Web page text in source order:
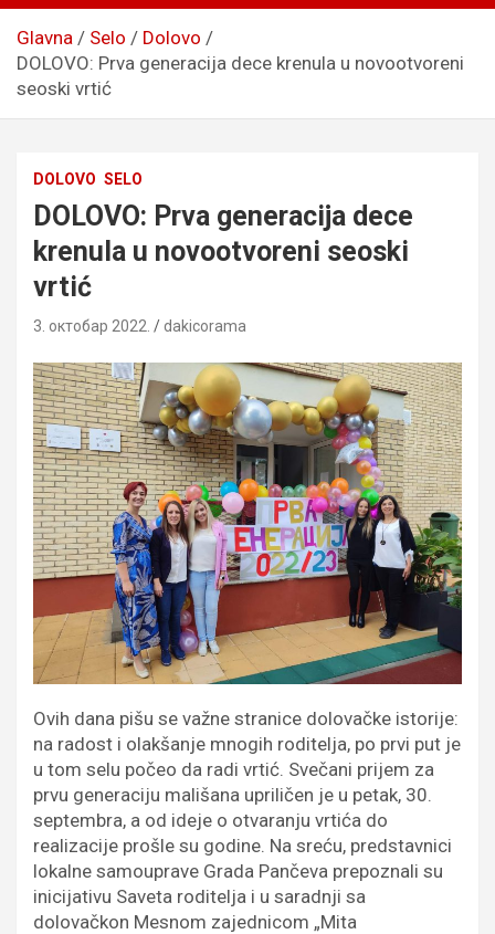
Glavna Selo
Dolovo
DOLOVO: Prva generacija dece krenula u novootvoreni
seoski vrtić
DOLOVO SELO
DOLOVO: Prva generacija dece
krenula u novootvoreni seoski
vrtić
3. октобар 2022. dakicorama
Ovih dana pišu se važne stranice dolovačke istorije:
na radost i olakšanje mnogih roditelja, po prvi put je
u tom selu počeo da radi vrtić. Svečani prijem za
prvu generaciju mališana upriličen je u petak, 30.
septembra, a od ideje o otvaranju vrtića do
realizacije prošle su godine. Na sreću, predstavnici
lokalne samouprave Grada Pančeva prepoznali su
inicijativu Saveta roditelja i u saradnji sa
dolovačkon Mesnom zajednicom „Mita